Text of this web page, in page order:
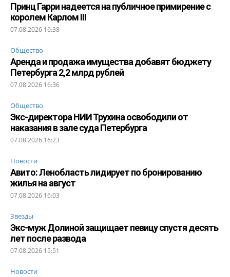
Принц Гарри надеется на публичное примирение с
королем Карлом III
07.08.2026 16:38
Общество
Аренда и продажа имущества добавят бюджету
Петербурга 2,2 млрд рублей
07.08.2026 16:36
Общество
Экс-директора НИИ Трухина освободили от
наказания в зале суда Петербурга
07.08.2026 16:23
Новости
Авито: Ленобласть лидирует по бронированию
жилья на август
07.08.2026 16:03
Звезды
Экс-муж Долиной защищает певицу спустя десять
лет после развода
07.08.2026 15:51
Новости